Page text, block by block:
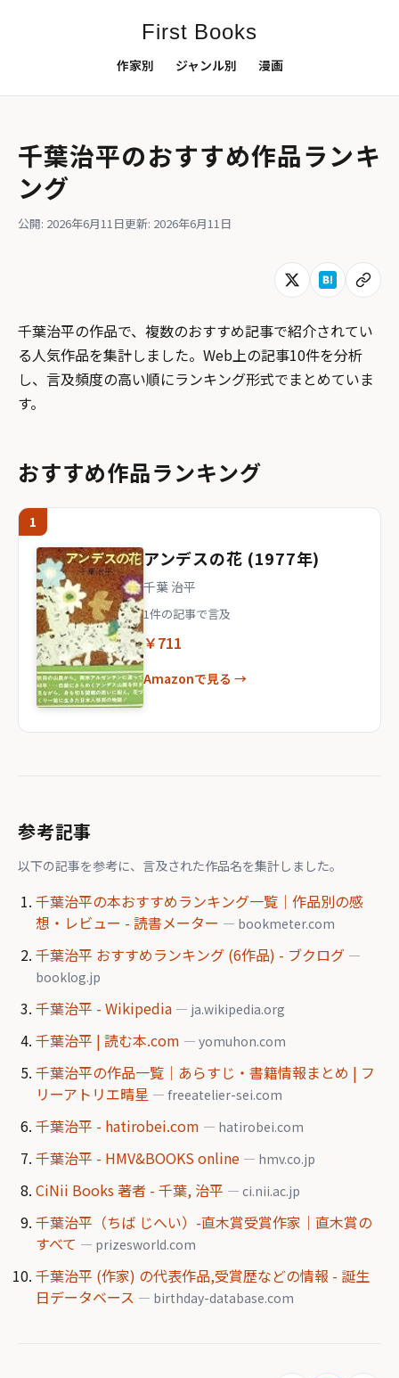
First Books
作家別 ジャンル別 漫画
千葉治平のおすすめ作品ランキ
ング
公開: 2026年6月11日更新: 2026年6月11日
千葉治平の作品で、複数のおすすめ記事で紹介されてい
る人気作品を集計しました。Web上の記事10件を分析
し、言及頻度の高い順にランキング形式でまとめていま
す。
おすすめ作品ランキング
1
アンデスの花 (1977年)
千葉 治平
1件の記事で言及
￥711
Amazonで見る →
参考記事
以下の記事を参考に、言及された作品名を集計しました。
千葉治平の本おすすめランキング一覧｜作品別の感
想・レビュー - 読書メーター — bookmeter.com
千葉治平 おすすめランキング (6作品) - ブクログ —
booklog.jp
千葉治平 - Wikipedia — ja.wikipedia.org
千葉治平 | 読む本.com — yomuhon.com
千葉治平の作品一覧｜あらすじ・書籍情報まとめ | フ
リーアトリエ晴星 — freeatelier-sei.com
千葉治平 - hatirobei.com — hatirobei.com
千葉治平 - HMV&BOOKS online — hmv.co.jp
CiNii Books 著者 - 千葉, 治平 — ci.nii.ac.jp
千葉治平（ちば じへい）-直木賞受賞作家｜直木賞の
すべて — prizesworld.com
千葉治平 (作家) の代表作品,受賞歴などの情報 - 誕生
日データベース — birthday-database.com